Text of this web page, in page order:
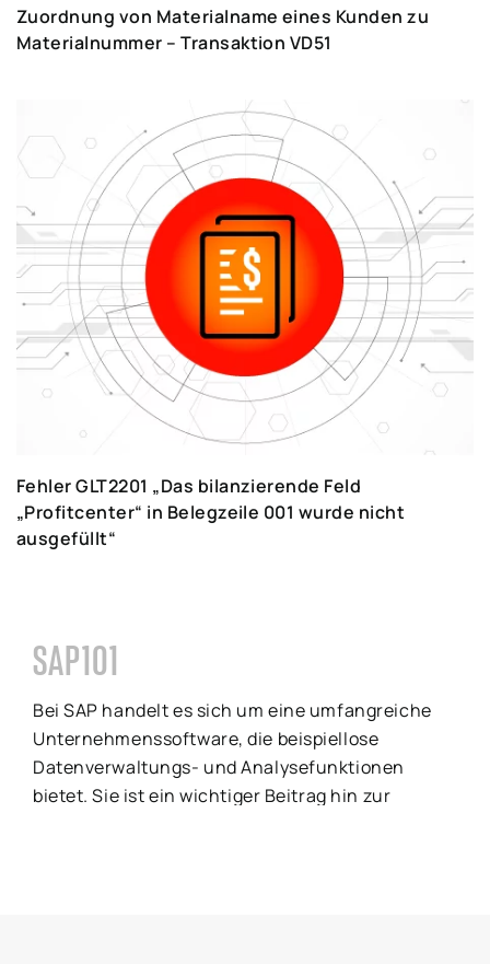
Zuordnung von Materialname eines Kunden zu
Materialnummer – Transaktion VD51
Fehler GLT2201 „Das bilanzierende Feld
„Profitcenter“ in Belegzeile 001 wurde nicht
ausgefüllt“
SAP101
Bei SAP handelt es sich um eine umfangreiche
Unternehmenssoftware, die beispiellose
Datenverwaltungs- und Analysefunktionen
bietet. Sie ist ein wichtiger Beitrag hin zur